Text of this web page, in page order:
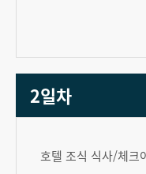
2일차
호텔 조식 식사/체크